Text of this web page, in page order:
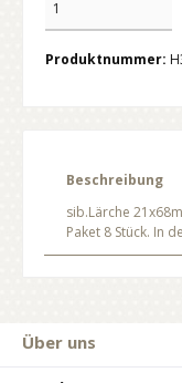
Produktnummer:
Beschreibung
sib.Lärche
Paket 8 Stück. In
Über uns